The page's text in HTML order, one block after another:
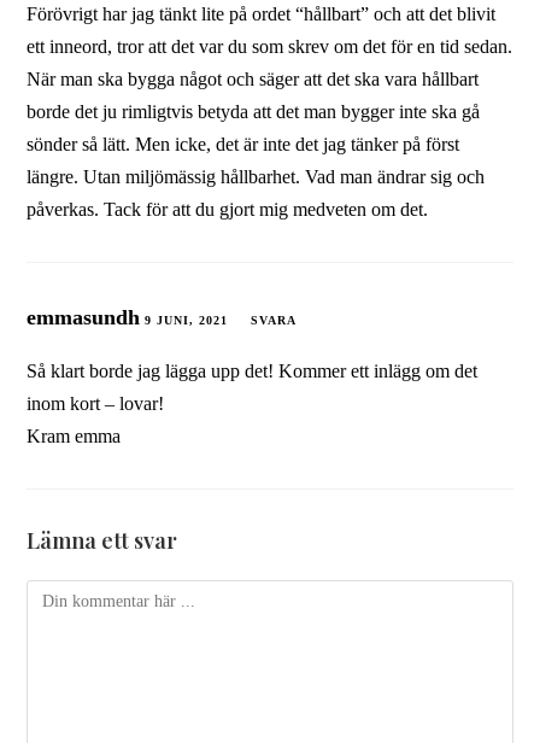
Förövrigt har jag tänkt lite på ordet “hållbart” och att det blivit
ett inneord, tror att det var du som skrev om det för en tid sedan.
När man ska bygga något och säger att det ska vara hållbart
borde det ju rimligtvis betyda att det man bygger inte ska gå
sönder så lätt. Men icke, det är inte det jag tänker på först
längre. Utan miljömässig hållbarhet. Vad man ändrar sig och
påverkas. Tack för att du gjort mig medveten om det.
emmasundh 9 JUNI, 2021 SVARA
Så klart borde jag lägga upp det! Kommer ett inlägg om det
inom kort – lovar!
Kram emma
Lämna ett svar